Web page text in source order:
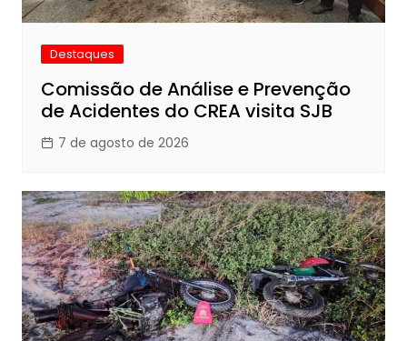
Destaques
Comissão de Análise e Prevenção
de Acidentes do CREA visita SJB
7 de agosto de 2026